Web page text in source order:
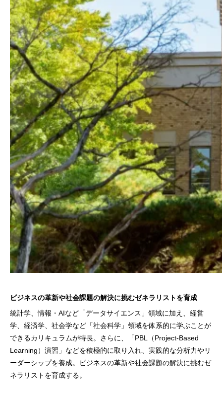
ビジネスの革新や社会課題の解決に挑むゼネラリストを育成
統計学、情報・AIなど「データサイエンス」領域に加え、経営
学、経済学、社会学など「社会科学」領域を体系的に学ぶことが
できるカリキュラムが特長。さらに、「PBL（Project-Based
Learning）演習」などを積極的に取り入れ、実践的な分析力やリ
ーダーシップを養成。ビジネスの革新や社会課題の解決に挑むゼ
ネラリストを育成する。